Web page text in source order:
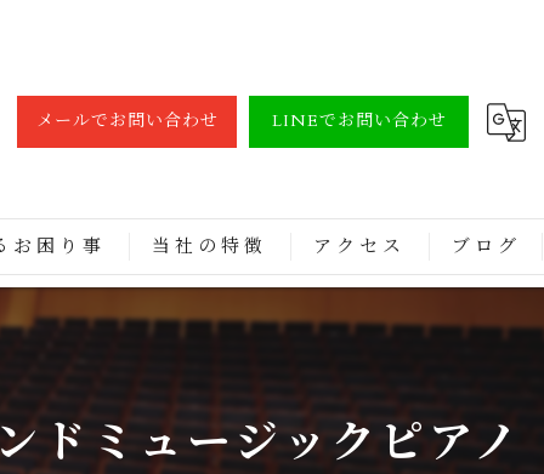
メールでお問い合わせ LINEでお問い合わせ
お困り事 当社の特徴
調律
修理
アクセス ブログ
ドミュージックピアノ